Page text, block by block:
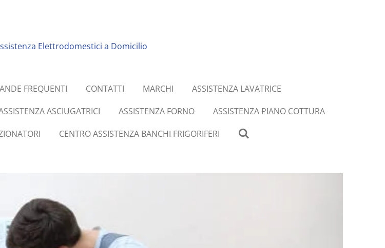
Elettrodomestici a Domicilio
FREQUENTI CONTATTI MARCHI
ASSISTENZA LAVATRICE
ASCIUGATRICI ASSISTENZA FORNO
ASSISTENZA PIANO COTTURA
CENTRO ASSISTENZA BANCHI FRIGORIFERI